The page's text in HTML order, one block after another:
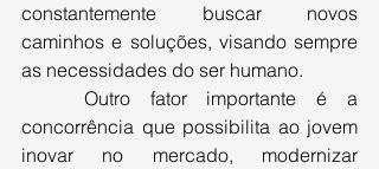
constantemente buscar novos
caminhos e soluções, visando sempre
as necessidades do ser humano.
Outro fator importante é a
concorrência que possibilita ao jovem
inovar no mercado, modernizar